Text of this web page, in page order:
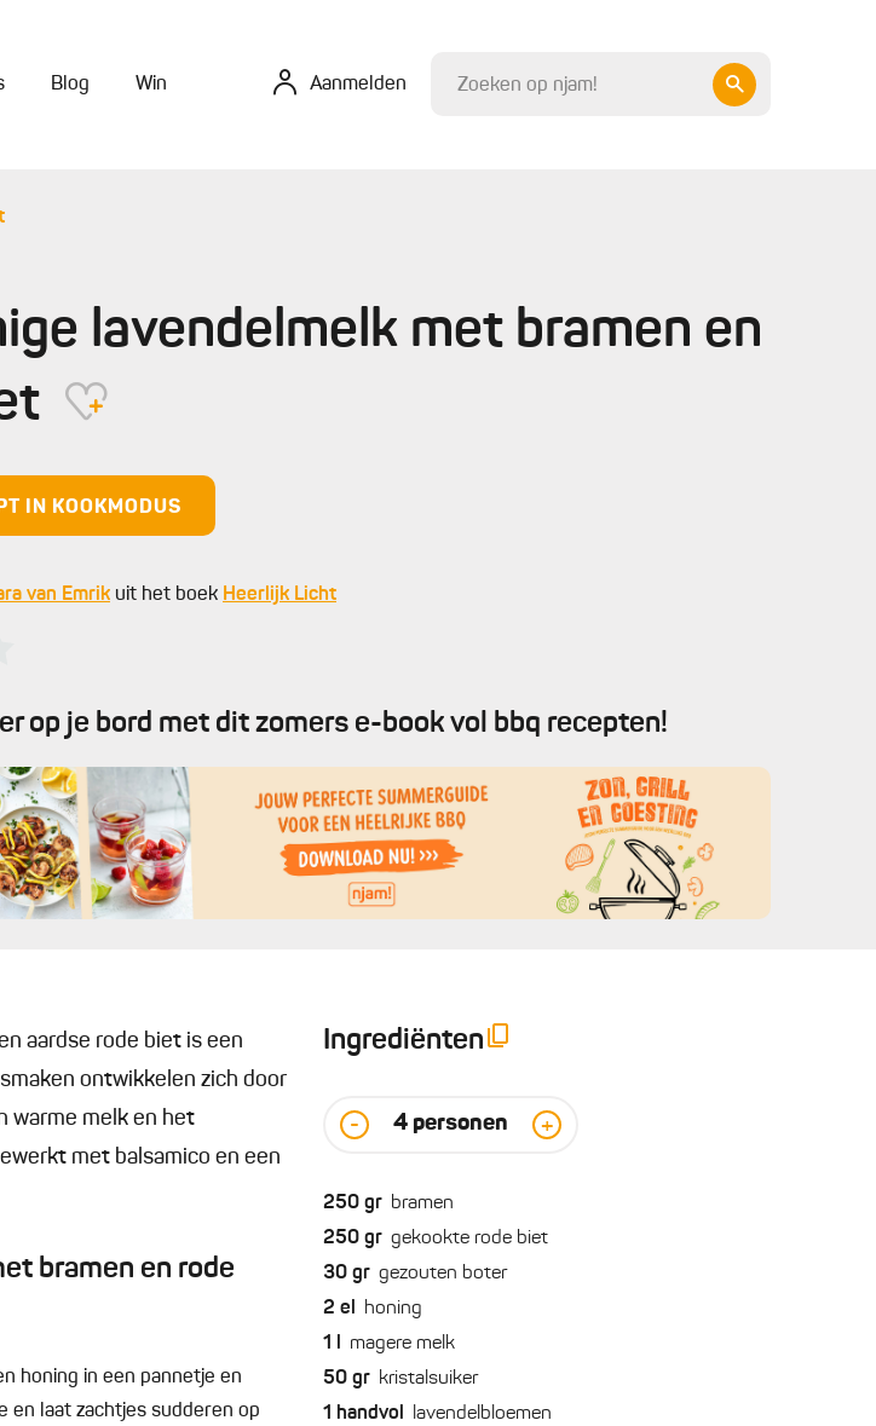
Blog Win Aanmelden
lavendelmelk met bramen en
IN KOOKMODUS
van Emrik uit het boek Heerlijk Licht
op je bord met dit zomers e-book vol bbq recepten!
Ingrediënten
- 4 personen +
250 gr bramen
250 gr gekookte rode biet
30 gr gezouten boter
2 el honing
1 l magere melk
50 gr kristalsuiker
1 handvol lavendelbloemen
aardse rode biet is een
ontwikkelen zich door
warme melk en het
met balsamico en een
bramen en rode
honing in een pannetje en
en laat zachtjes sudderen op